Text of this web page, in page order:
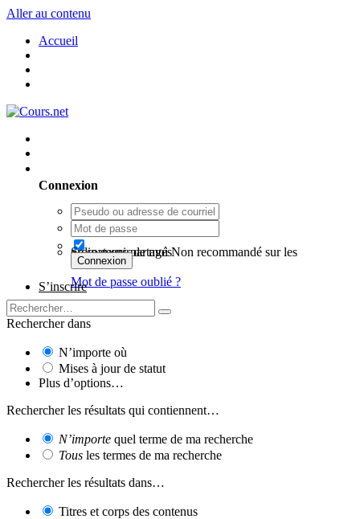
Aller au contenu
Accueil
Connexion
Se souvenir de moi
Non recommandé sur les ordinateurs partagés
Connexion
Mot de passe oublié ?
S’inscrire
Rechercher dans
N’importe où
Mises à jour de statut
Plus d’options…
Rechercher les résultats qui contiennent…
N’importe quel terme de ma recherche
Tous les termes de ma recherche
Rechercher les résultats dans…
Titres et corps des contenus